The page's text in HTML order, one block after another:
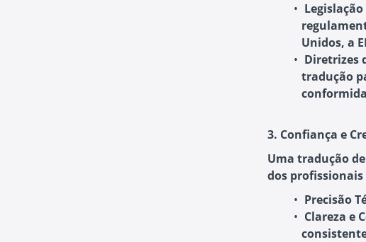
Unidos, a
Diretrizes
tradução
3. Confiança e
Uma tradução
dos profissionais
Precisão
Clareza e